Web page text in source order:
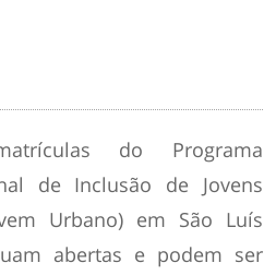
do Programa
de Inclusão de Jovens
Urbano) em São Luís
abertas e podem ser